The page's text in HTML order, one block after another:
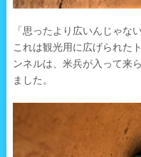
「思ったより広いんじゃな
これは観光用に広げられた
ンネルは、米兵が入って来
ました。